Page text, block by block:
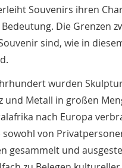
Souvenirs ihren
Die Grenzen
sind, wie in
wurden
und Metall in großen
nach Europa
von
gesammelt und